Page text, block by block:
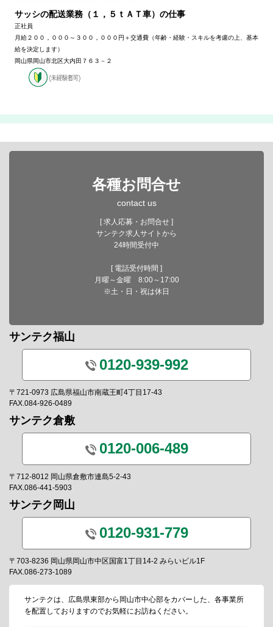
サッシの配送業務（１，５ｔＡＴ車）の仕事
正社員
月給２００，０００～３００，０００円＋交通費（年齢・経験・スキルを考慮の上、基本
給を決定します）
岡山県岡山市北区大内田７６３－２
各種お問合せ
contact us
[ 求人応募・お問合せ ]
サンテク求人サイトから
24時間受付中
[ 電話受付時間 ]
月曜～金曜 8:00～17:00
※土・日・祝は休日
サンテク福山
0120-939-992
〒721-0973 広島県福山市南蔵王町4丁目17-43
FAX.084-926-0489
サンテク倉敷
0120-006-489
〒712-8012 岡山県倉敷市連島5-2-43
FAX.086-441-5903
サンテク岡山
0120-931-779
〒703-8236 岡山県岡山市中区国富1丁目14-2 みらいビル1F
FAX.086-273-1089
サンテクは、広島県東部から岡山市中心部をカバーした、各事業所
を配置しておりますのでお気軽にお訪ねください。